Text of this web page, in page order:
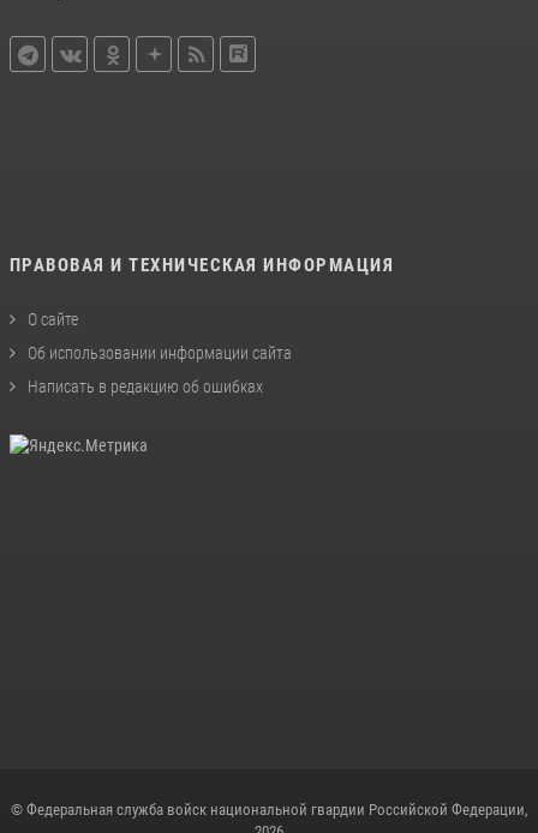
ПРАВОВАЯ И ТЕХНИЧЕСКАЯ ИНФОРМАЦИЯ
О сайте
Об использовании информации сайта
Написать в редакцию об ошибках
© Федеральная служба войск национальной гвардии Российской Федерации,